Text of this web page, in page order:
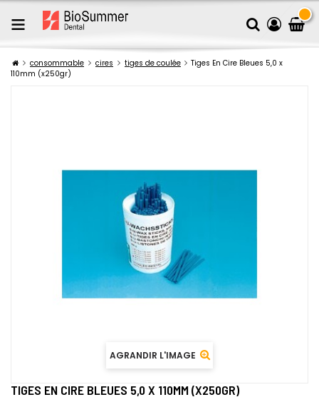
consommable cires tiges de coulée
Tiges En Cire Bleues 5,0 x
110mm (x250gr)
AGRANDIR L'IMAGE
TIGES EN CIRE BLEUES 5,0 X 110MM (X250GR)